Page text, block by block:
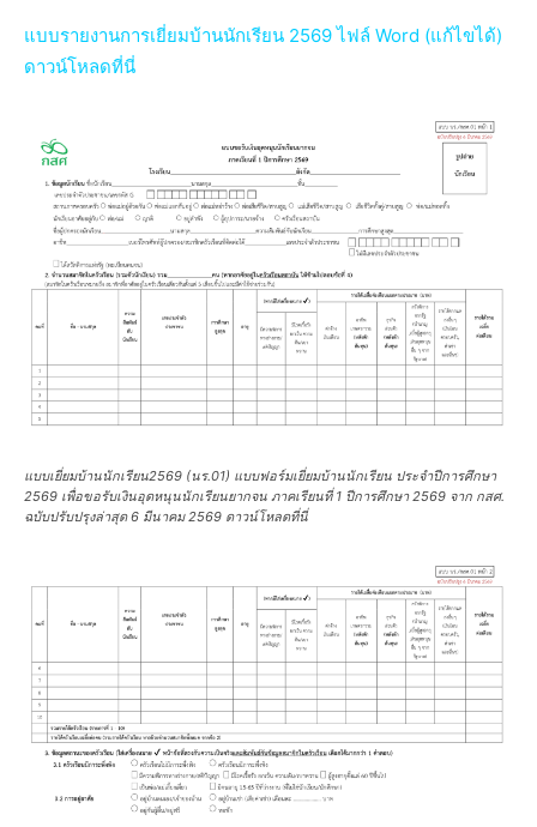
แบบรายงานการเยี่ยมบ้านนักเรียน 2569 ไฟล์ Word (แก้ไขได้)
ดาวน์โหลดที่นี่
แบบเยี่ยมบ้านนักเรียน2569 (นร.01) แบบฟอร์มเยี่ยมบ้านนักเรียน ประจำปีการศึกษา
2569 เพื่อขอรับเงินอุดหนุนนักเรียนยากจน ภาคเรียนที่ 1 ปีการศึกษา 2569 จาก กสศ.
ฉบับปรับปรุงล่าสุด 6 มีนาคม 2569 ดาวน์โหลดที่นี่